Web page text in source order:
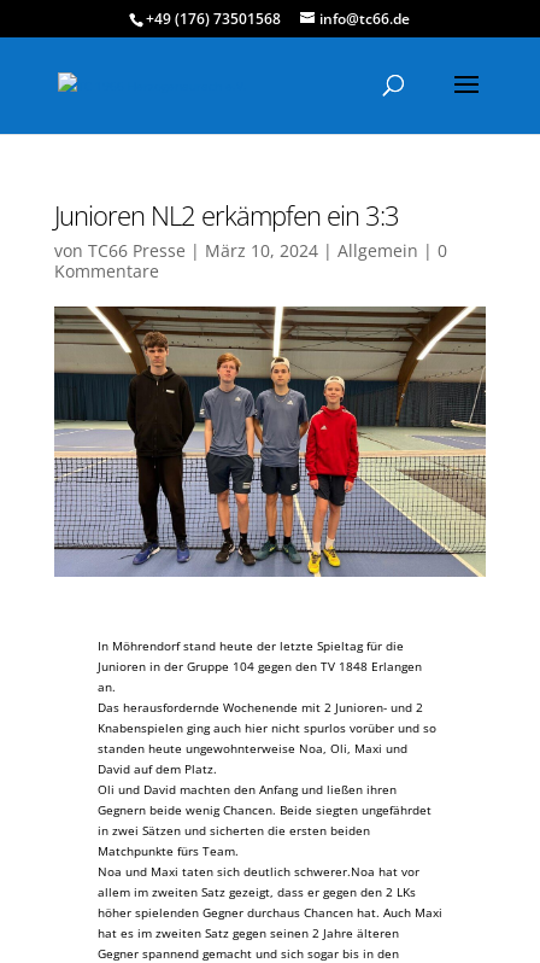
+49 (176) 73501568 info@tc66.de
Junioren NL2 erkämpfen ein 3:3
von TC66 Presse | März 10, 2024| Allgemein | 0
Kommentare
In Möhrendorf stand heute der letzte Spieltag für die
Junioren in der Gruppe 104 gegen den TV 1848 Erlangen
an.
Das herausfordernde Wochenende mit 2 Junioren- und 2
Knabenspielen ging auch hier nicht spurlos vorüber und so
standen heute ungewohnterweise Noa, Oli, Maxi und
David auf dem Platz.
Oli und David machten den Anfang und ließen ihren
Gegnern beide wenig Chancen. Beide siegten ungefährdet
in zwei Sätzen und sicherten die ersten beiden
Matchpunkte fürs Team.
Noa und Maxi taten sich deutlich schwerer.Noa hat vor
allem im zweiten Satz gezeigt, dass er gegen den 2 LKs
höher spielenden Gegner durchaus Chancen hat. Auch Maxi
hat es im zweiten Satz gegen seinen 2 Jahre älteren
Gegner spannend gemacht und sich sogar bis in den